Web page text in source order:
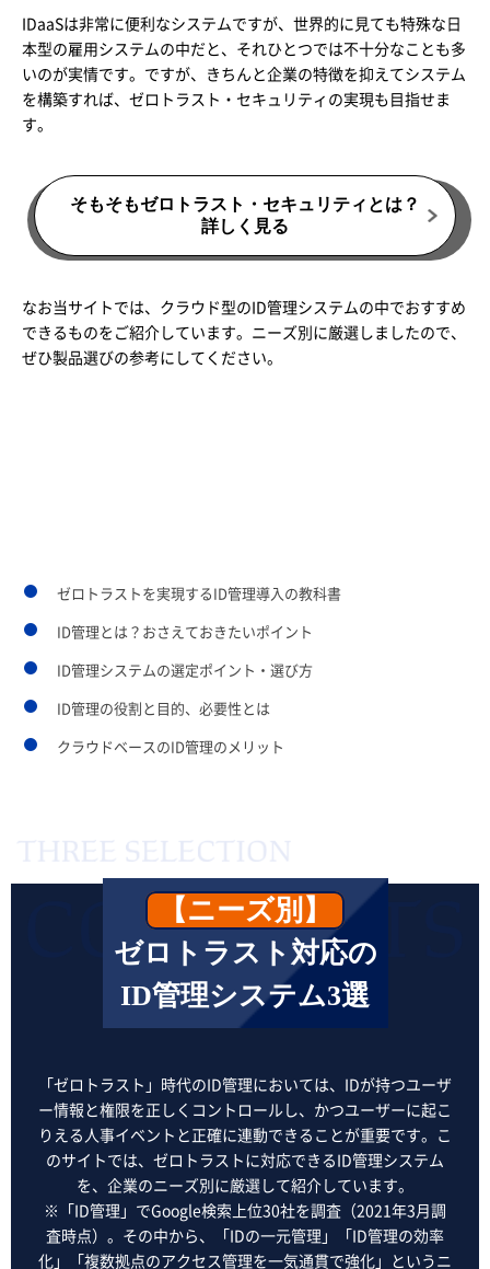
IDaaSは非常に便利なシステムですが、世界的に見ても特殊な日
本型の雇用システムの中だと、それひとつでは不十分なことも多
いのが実情です。ですが、きちんと企業の特徴を抑えてシステム
を構築すれば、ゼロトラスト・セキュリティの実現も目指せま
す。
そもそもゼロトラスト・セキュリティとは？
詳しく見る
なお当サイトでは、クラウド型のID管理システムの中でおすすめ
できるものをご紹介しています。ニーズ別に厳選しましたので、
ぜひ製品選びの参考にしてください。
ゼロトラストを実現するID管理導入の教科書
ID管理とは？おさえておきたいポイント
ID管理システムの選定ポイント・選び方
ID管理の役割と目的、必要性とは
クラウドベースのID管理のメリット
【ニーズ別】
ゼロトラスト対応の
ID管理システム3選
「ゼロトラスト」時代のID管理においては、IDが持つユーザ
ー情報と権限を正しくコントロールし、かつユーザーに起こ
りえる人事イベントと正確に連動できることが重要です。こ
のサイトでは、ゼロトラストに対応できるID管理システム
を、企業のニーズ別に厳選して紹介しています。
※「ID管理」でGoogle検索上位30社を調査（2021年3月調
査時点）。その中から、「IDの一元管理」「ID管理の効率
化」「複数拠点のアクセス管理を一気通貫で強化」というニ